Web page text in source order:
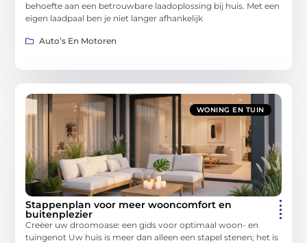
behoefte aan een betrouwbare laadoplossing bij huis. Met een
eigen laadpaal ben je niet langer afhankelijk
Auto’s En Motoren
WONING EN TUIN
Stappenplan voor meer wooncomfort en
buitenplezier
Creëer uw droomoase: een gids voor optimaal woon- en
tuingenot Uw huis is meer dan alleen een stapel stenen; het is